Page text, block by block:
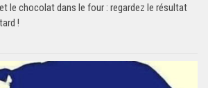
et le chocolat dans le four : regardez le résultat
!